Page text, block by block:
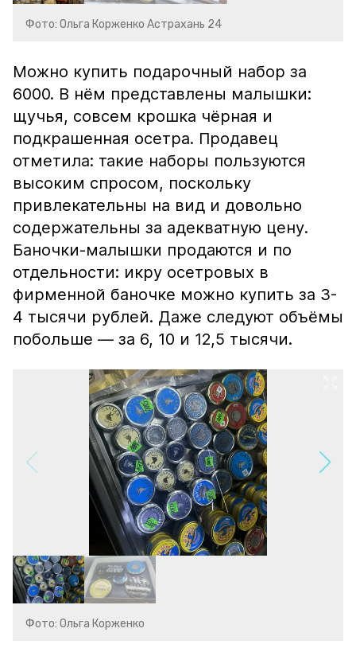
Фото: Ольга Корженко Астрахань 24
Можно купить подарочный набор за
6000. В нём представлены малышки:
щучья, совсем крошка чёрная и
подкрашенная осетра. Продавец
отметила: такие наборы пользуются
высоким спросом, поскольку
привлекательны на вид и довольно
содержательны за адекватную цену.
Баночки-малышки продаются и по
отдельности: икру осетровых в
фирменной баночке можно купить за 3-
4 тысячи рублей. Даже следуют объёмы
побольше — за 6, 10 и 12,5 тысячи.
Фото: Ольга Корженко